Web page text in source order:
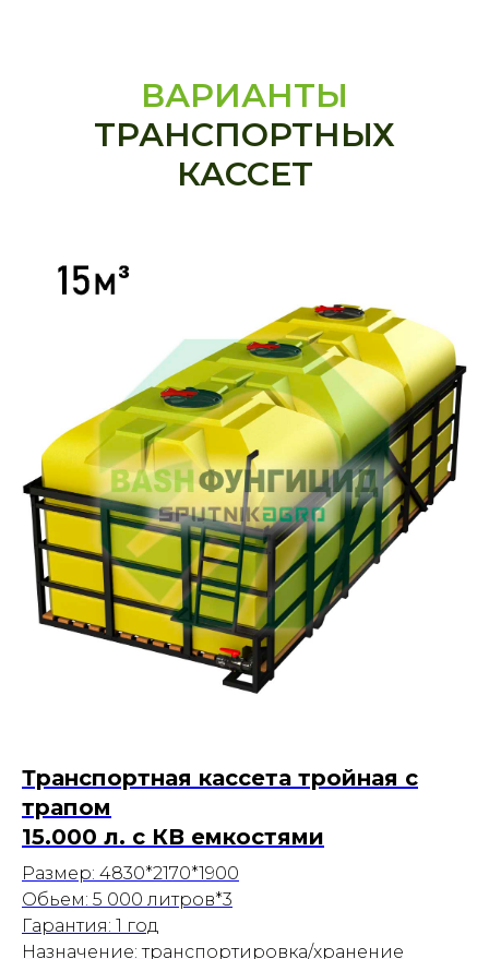
ВАРИАНТЫ
ТРАНСПОРТНЫХ
КАССЕТ
Транспортная кассета тройная с
трапом
15.000 л. с КВ емкостями
Размер: 4830*2170*1900
Обьем: 5 000 литров*3
Гарантия: 1 год
Назначение: транспортировка/хранение